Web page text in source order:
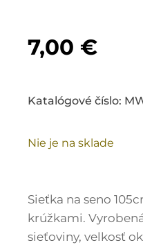
7,00 €
Katalógové číslo:
Nie je na sklade
Sieťka na seno
krúžkami.
sieťoviny, velkosť